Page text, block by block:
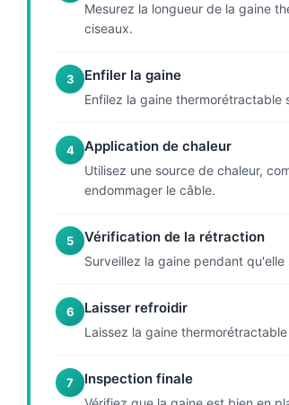
Mesurez la longueur de la gaine
ciseaux.
3 Enfiler la gaine
Enfilez la gaine
4 Application de chaleur
Utilisez une source de chaleur,
endommager le câble.
5 Vérification de la rétraction
Surveillez la gaine pendant
6 Laisser refroidir
Laissez la gaine
7 Inspection finale